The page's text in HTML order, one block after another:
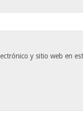
y sitio web en